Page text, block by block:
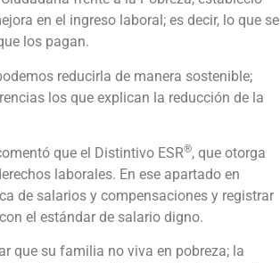
en el ingreso laboral; es decir, lo que se
los pagan.
reducirla de manera sostenible;
los que explican la reducción de la
que el Distintivo ESR®, que otorga
laborales. En ese apartado en
de salarios y compensaciones y registrar
el estándar de salario digno.
que su familia no viva en pobreza; la